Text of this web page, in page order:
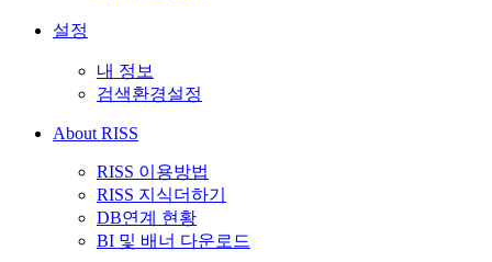
설정
내 정보
검색환경설정
About RISS
RISS 이용방법
RISS 지식더하기
DB연계 현황
BI 및 배너 다운로드